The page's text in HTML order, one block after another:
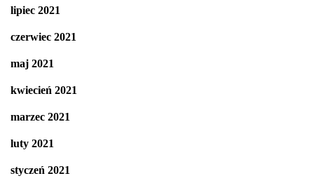
lipiec 2021
czerwiec 2021
maj 2021
kwiecień 2021
marzec 2021
luty 2021
styczeń 2021